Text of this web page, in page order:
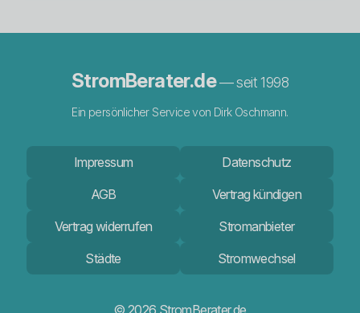
StromBerater.de— seit 1998
Ein persönlicher Service von Dirk Oschmann.
Impressum
Datenschutz
AGB
Vertrag kündigen
Vertrag widerrufen
Stromanbieter
Städte
Stromwechsel